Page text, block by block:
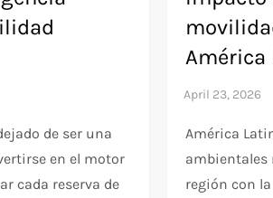
de ser una
en el motor
cada reserva de
América
América
ambientales
región con